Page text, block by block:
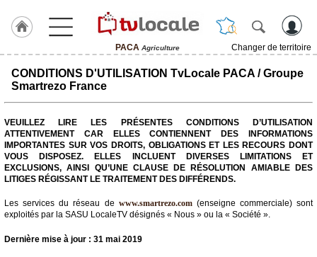
PACA Agriculture
Changer de territoire
J'adhère
Hulcoq
PACA
TvLocale
France
Accueil
CONDITIONS D'UTILISATION TvLocale PACA / Groupe
Smartrezo France
VEUILLEZ LIRE LES PRÉSENTES CONDITIONS D’UTILISATION
ATTENTIVEMENT CAR ELLES CONTIENNENT DES INFORMATIONS
IMPORTANTES SUR VOS DROITS, OBLIGATIONS ET LES RECOURS DONT
VOUS DISPOSEZ. ELLES INCLUENT DIVERSES LIMITATIONS ET
EXCLUSIONS, AINSI QU’UNE CLAUSE DE RÉSOLUTION AMIABLE DES
LITIGES RÉGISSANT LE TRAITEMENT DES DIFFÉRENDS.
Les services du réseau de www.smartrezo.com(enseigne commerciale) sont
exploités par la SASU LocaleTV désignés « Nous » ou la « Société ».
Dernière mise à jour : 31 mai 2019